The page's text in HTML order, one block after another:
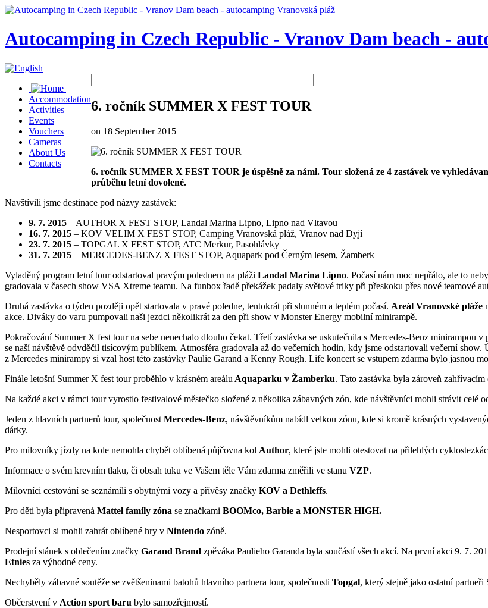
Autocamping in Czech Republic - Vranov Dam beach -
Accommodation
Activities
Events
Vouchers
Cameras
About Us
Contacts
6. ročník SUMMER X FEST TOUR
on 18 September 2015
6. ročník SUMMER X FEST TOUR je úspěšně za námi. Tour složená ze 4 zastávek ve
průběhu letní dovolené.
Navštívili jsme destinace pod názvy zastávek:
9. 7. 2015 – AUTHOR X FEST STOP, Landal Marina Lipno, Lipno nad Vltavou
16. 7. 2015 – KOV VELIM X FEST STOP, Camping Vranovská pláž, Vranov nad Dyjí
23. 7. 2015 – TOPGAL X FEST STOP, ATC Merkur, Pasohlávky
31. 7. 2015 – MERCEDES-BENZ X FEST STOP, Aquapark pod Černým lesem, Žamberk
Vyladěný program letní tour odstartoval pravým polednem na pláži Landal Marina Lipno. Počasí nám moc nepřálo, ale to
gradovala v časech show VSA Xtreme teamu. Na funbox řadě překážek padaly světové triky při přeskoku přes nové teamové
Druhá zastávka o týden později opět startovala v pravé poledne, tentokrát při slunném a teplém počasí. Areál Vranovské pláže
akce. Diváky do varu pumpovali naši jezdci několikrát za den při show v Monster Energy mobilní minirampě.
Pokračování Summer X fest tour na sebe nenechalo dlouho čekat. Třetí zastávka se uskutečnila s Mercedes-Benz minirampou v
se naší návštěvě odvděčil tisícovým publikem. Atmosféra gradovala až do večerních hodin, kdy jsme odstartovali večerní
z Mercedes minirampy si vzal host této zastávky Paulie Garand a Kenny Rough. Life koncert se vstupem zdarma bylo jasnou
Finále letošní Summer X fest tour proběhlo v krásném areálu Aquaparku v Žamberku. Tato zastávka byla zároveň
Na každé akci v rámci tour vyrostlo festivalové městečko složené z několika zábavných zón, kde návštěvníci mohli strávit celé
Jeden z hlavních partnerů tour, společnost Mercedes-Benz, návštěvníkům nabídl velkou zónu, kde si kromě krásných
dárky.
Pro milovníky jízdy na kole nemohla chybět oblíbená půjčovna kol Author, které jste mohli otestovat na přilehlých
Informace o svém krevním tlaku, či obsah tuku ve Vašem těle Vám zdarma změřili ve stanu VZP.
Milovníci cestování se seznámili s obytnými vozy a přívěsy značky KOV a Dethleffs.
Pro děti byla připravená Mattel family zóna se značkami BOOMco, Barbie a MONSTER HIGH.
Nesportovci si mohli zahrát oblíbené hry v Nintendo zóně.
Prodejní stánek s oblečením značky Garand Brand zpěváka Paulieho Garanda byla součástí všech akcí. Na první akci 9. 7.
Etnies za výhodné ceny.
Nechyběly zábavné soutěže se zvětšeninami batohů hlavního partnera tour, společnosti Topgal, který stejně jako ostatní
Občerstvení v Action sport baru bylo samozřejmostí.